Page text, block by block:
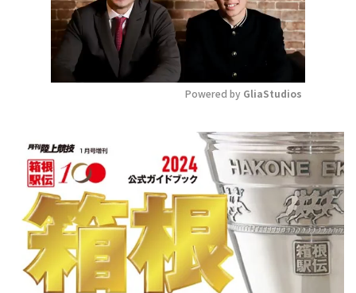
Powered by GliaStudios